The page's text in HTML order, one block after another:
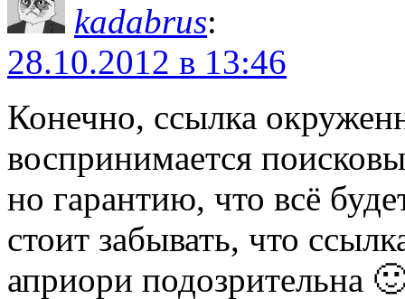
kadabrus:
28.10.2012 в 13:46
Конечно, ссылка
воспринимается
но гарантию, что всё
стоит забывать, что
априори подозрительна